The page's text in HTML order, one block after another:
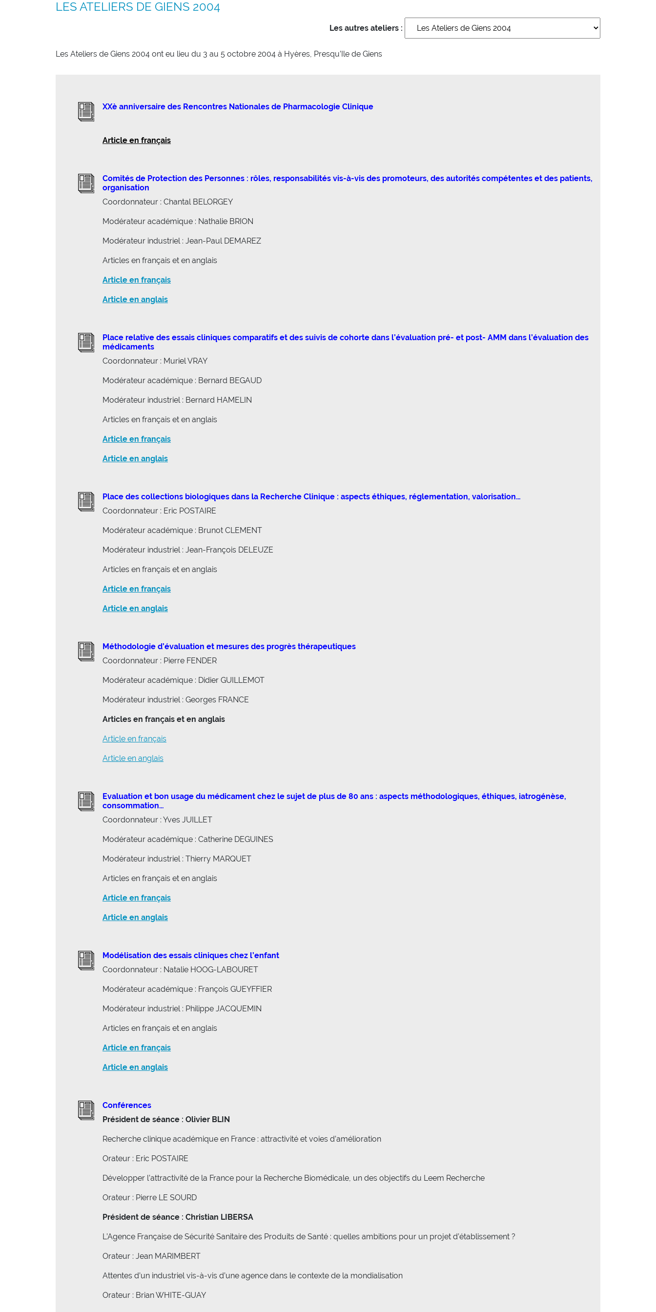
LES ATELIERS DE GIENS 2004
Les autres ateliers :
Les Ateliers de Giens 2004 ont eu lieu du 3 au 5 octobre 2004 à Hyères, Presqu’Ile de Giens
XXè anniversaire des Rencontres Nationales de Pharmacologie Clinique
Article en français
Comités de Protection des Personnes : rôles, responsabilités vis-à-vis des promoteurs, des autorités compétentes et des patients,
organisation
Coordonnateur : Chantal BELORGEY
Modérateur académique : Nathalie BRION
Modérateur industriel : Jean-Paul DEMAREZ
Articles en français et en anglais
Article en français
Article en anglais
Place relative des essais cliniques comparatifs et des suivis de cohorte dans l’évaluation pré- et post- AMM dans l’évaluation des
médicaments
Coordonnateur : Muriel VRAY
Modérateur académique : Bernard BEGAUD
Modérateur industriel : Bernard HAMELIN
Articles en français et en anglais
Article en français
Article en anglais
Place des collections biologiques dans la Recherche Clinique : aspects éthiques, réglementation, valorisation…
Coordonnateur : Eric POSTAIRE
Modérateur académique : Brunot CLEMENT
Modérateur industriel : Jean-François DELEUZE
Articles en français et en anglais
Article en français
Article en anglais
Méthodologie d’évaluation et mesures des progrès thérapeutiques
Coordonnateur : Pierre FENDER
Modérateur académique : Didier GUILLEMOT
Modérateur industriel : Georges FRANCE
Articles en français et en anglais
Article en français
Article en anglais
Evaluation et bon usage du médicament chez le sujet de plus de 80 ans : aspects méthodologiques, éthiques, iatrogénèse,
consommation…
Coordonnateur : Yves JUILLET
Modérateur académique : Catherine DEGUINES
Modérateur industriel : Thierry MARQUET
Articles en français et en anglais
Article en français
Article en anglais
Modélisation des essais cliniques chez l’enfant
Coordonnateur : Natalie HOOG-LABOURET
Modérateur académique : François GUEYFFIER
Modérateur industriel : Philippe JACQUEMIN
Articles en français et en anglais
Article en français
Article en anglais
Conférences
Président de séance : Olivier BLIN
Recherche clinique académique en France : attractivité et voies d’amélioration
Orateur : Eric POSTAIRE
Développer l’attractivité de la France pour la Recherche Biomédicale, un des objectifs du Leem Recherche
Orateur : Pierre LE SOURD
Président de séance : Christian LIBERSA
L’Agence Française de Sécurité Sanitaire des Produits de Santé : quelles ambitions pour un projet d’établissement ?
Orateur : Jean MARIMBERT
Attentes d’un industriel vis-à-vis d’une agence dans le contexte de la mondialisation
Orateur : Brian WHITE-GUAY